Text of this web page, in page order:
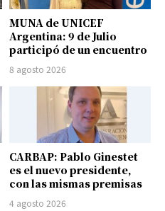
MUNA de UNICEF
Argentina: 9 de Julio
participó de un encuentro
8 agosto 2026
CARBAP: Pablo Ginestet
es el nuevo presidente,
con las mismas premisas
4 agosto 2026